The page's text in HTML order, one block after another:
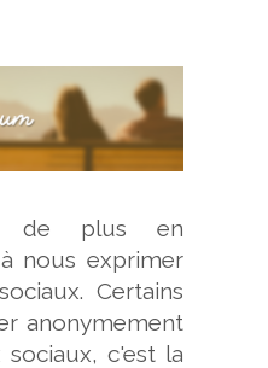
de plus en
nous exprimer
Certains
anonymement
sociaux, c'est la